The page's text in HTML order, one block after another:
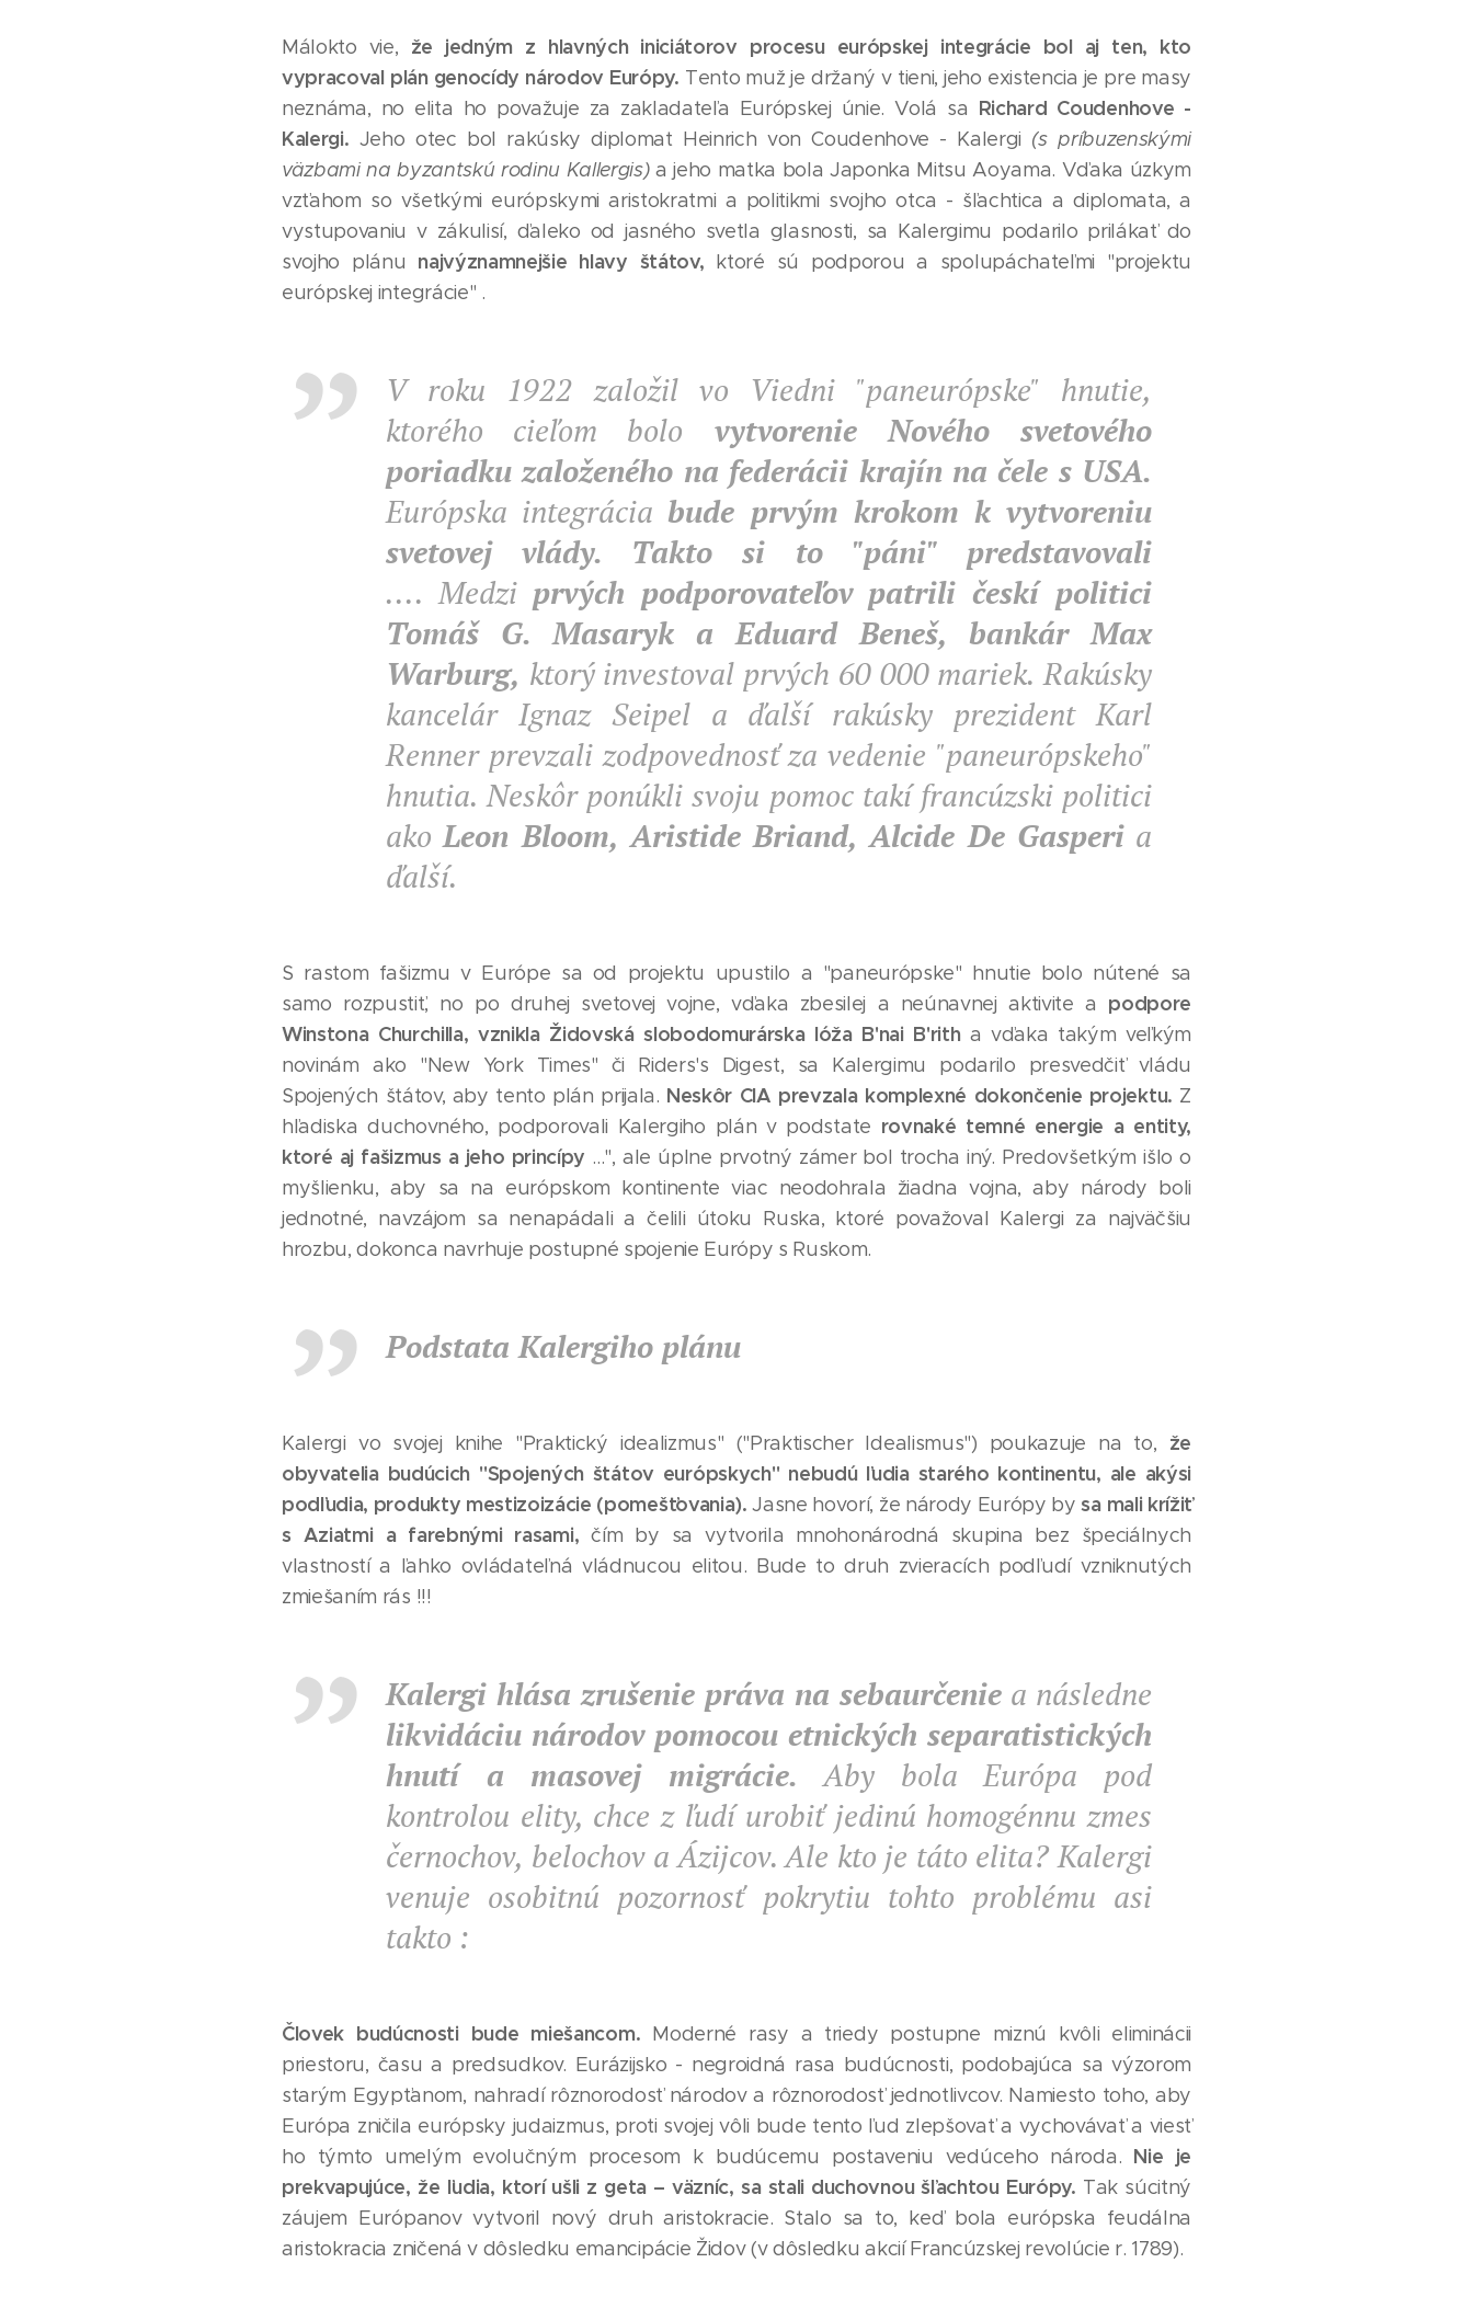
Málokto vie, že jedným z hlavných iniciátorov procesu európskej integrácie bol aj ten, kto
vypracoval plán genocídy národov Európy. Tento muž je držaný v tieni, jeho existencia je pre masy
neznáma, no elita ho považuje za zakladateľa Európskej únie. Volá sa Richard Coudenhove -
Kalergi. Jeho otec bol rakúsky diplomat Heinrich von Coudenhove - Kalergi (s príbuzenskými
väzbami na byzantskú rodinu Kallergis)a jeho matka bola Japonka Mitsu Aoyama. Vďaka úzkym
vzťahom so všetkými európskymi aristokratmi a politikmi svojho otca - šľachtica a diplomata, a
vystupovaniu v zákulisí, ďaleko od jasného svetla glasnosti, sa Kalergimu podarilo prilákať do
svojho plánu najvýznamnejšie hlavy štátov, ktoré sú podporou a spolupáchateľmi "projektu
európskej integrácie" .
V roku 1922 založil vo Viedni "paneurópske" hnutie,
ktorého cieľom bolo vytvorenie Nového svetového
poriadku založeného na federácii krajín na čele s USA.
Európska integrácia bude prvým krokom k vytvoreniu
svetovej vlády. Takto si to "páni" predstavovali
.... Medzi prvých podporovateľov patrili českí politici
Tomáš G. Masaryk a Eduard Beneš, bankár Max
Warburg, ktorý investoval prvých 60 000 mariek. Rakúsky
kancelár Ignaz Seipel a ďalší rakúsky prezident Karl
Renner prevzali zodpovednosť za vedenie "paneurópskeho"
hnutia. Neskôr ponúkli svoju pomoc takí francúzski politici
akoLeon Bloom, Aristide Briand, Alcide De Gasperia
ďalší.
S rastom fašizmu v Európe sa od projektu upustilo a "paneurópske" hnutie bolo nútené sa
samo rozpustiť, no po druhej svetovej vojne, vďaka zbesilej a neúnavnej aktivite a podpore
Winstona Churchilla, vznikla Židovská slobodomurárska lóža B'nai B'rith a vďaka takým veľkým
novinám ako "New York Times" či Riders's Digest, sa Kalergimu podarilo presvedčiť vládu
Spojených štátov, aby tento plán prijala. Neskôr CIA prevzala komplexné dokončenie projektu. Z
hľadiska duchovného, podporovali Kalergiho plán v podstate rovnaké temné energie a entity,
ktoré aj fašizmus a jeho princípy ...", ale úplne prvotný zámer bol trocha iný. Predovšetkým išlo o
myšlienku, aby sa na európskom kontinente viac neodohrala žiadna vojna, aby národy boli
jednotné, navzájom sa nenapádali a čelili útoku Ruska, ktoré považoval Kalergi za najväčšiu
hrozbu, dokonca navrhuje postupné spojenie Európy s Ruskom.
Podstata Kalergiho plánu
Kalergi vo svojej knihe "Praktický idealizmus" ("Praktischer Idealismus") poukazuje na to, že
obyvatelia budúcich "Spojených štátov európskych" nebudú ľudia starého kontinentu, ale akýsi
podľudia, produkty mestizoizácie (pomešťovania). Jasne hovorí, že národy Európy bysa mali krížiť
s Aziatmi a farebnými rasami, čím by sa vytvorila mnohonárodná skupina bez špeciálnych
vlastností a ľahko ovládateľná vládnucou elitou. Bude to druh zvieracích podľudí vzniknutých
zmiešaním rás !!!
Kalergi hlása zrušenie práva na sebaurčenie a následne
likvidáciu národov pomocou etnických separatistických
hnutí a masovej migrácie. Aby bola Európa pod
kontrolou elity, chce z ľudí urobiť jedinú homogénnu zmes
černochov, belochov a Ázijcov. Ale kto je táto elita? Kalergi
venuje osobitnú pozornosť pokrytiu tohto problému asi
takto :
Človek budúcnosti bude miešancom. Moderné rasy a triedy postupne miznú kvôli eliminácii
priestoru, času a predsudkov. Eurázijsko - negroidná rasa budúcnosti, podobajúca sa výzorom
starým Egypťanom, nahradí rôznorodosť národov a rôznorodosť jednotlivcov. Namiesto toho, aby
Európa zničila európsky judaizmus, proti svojej vôli bude tento ľud zlepšovať a vychovávať a viesť
ho týmto umelým evolučným procesom k budúcemu postaveniu vedúceho národa. Nie je
prekvapujúce, že ľudia, ktorí ušli z geta – väzníc, sa stali duchovnou šľachtou Európy. Tak súcitný
záujem Európanov vytvoril nový druh aristokracie. Stalo sa to, keď bola európska feudálna
aristokracia zničená v dôsledku emancipácie Židov (v dôsledku akcií Francúzskej revolúcie r. 1789).